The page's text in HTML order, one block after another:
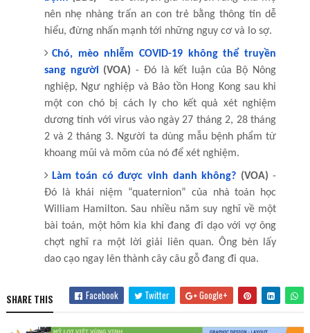
nên nhẹ nhàng trấn an con trẻ bằng thông tin dễ
hiểu, đừng nhấn mạnh tới những nguy cơ và lo sợ.
Chó, mèo nhiễm COVID-19 không thể truyền
sang người(VOA)- Đó là kết luận của Bộ Nông
nghiệp, Ngư nghiệp và Bảo tồn Hong Kong sau khi
một con chó bị cách ly cho kết quả xét nghiệm
dương tính với virus vào ngày 27 tháng 2, 28 tháng
2 và 2 tháng 3. Người ta dùng mẫu bệnh phẩm từ
khoang mũi và mõm của nó để xét nghiệm.
Làm toán có được vinh danh không? (VOA)-
Đó là khái niệm “quaternion” của nhà toán học
William Hamilton. Sau nhiều năm suy nghĩ về một
bài toán, một hôm kia khi đang đi dạo với vợ ông
chợt nghĩ ra một lời giải liên quan. Ông bèn lấy
dao cạo ngay lên thành cây câu gỗ đang đi qua.
SHARE THIS Facebook Twitter Google+